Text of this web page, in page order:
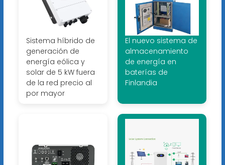
Sistema híbrido de
generación de
energía eólica y
solar de 5 kW fuera
de la red precio al
por mayor
El nuevo sistema de
almacenamiento
de energía en
baterías de
Finlandia